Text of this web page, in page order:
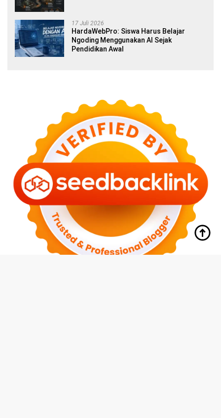
17 Juli 2026
HardaWebPro: Siswa Harus Belajar
Ngoding Menggunakan AI Sejak
Pendidikan Awal